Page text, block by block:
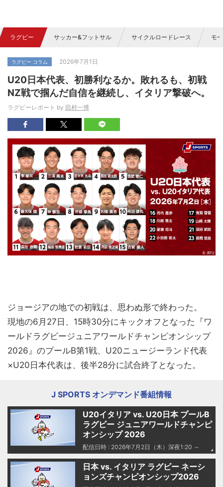
ラグビー サッカー&フットサル サイクルロードレース モ
ラグビー コラム 2026年7月1日
U20日本代表、初勝利なるか。敗れるも、初戦
NZ戦で掴んだ自信を継続し、イタリア撃破へ。
ラグビーレポート by 田村一博
ジョージアの地での初戦は、思わぬ形で終わった。
現地の6月27日、15時30分にキックオフとなった『ワ
ールドラグビージュニアワールドチャンピオンシップ
2026』のプールB第1戦、U20ニュージーランド代表
×U20日本代表は、後半28分に試合終了となった。
J SPORTS オンデマンド番組情報
U20イタリア vs. U20日本 プールB
ラグビー ジュニアワールドチャンピ
オンシップ 2026
配信日時 : 2026年7月2日（木）深夜1:20 ～
日本 vs. イタリア ラグビー ネーシ
ョンズチャンピオンシップ2026